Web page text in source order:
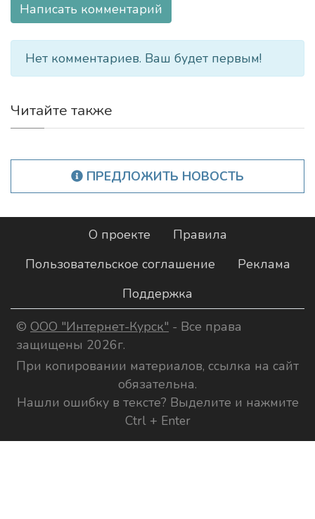
Написать комментарий
Нет комментариев. Ваш будет первым!
Читайте также
ПРЕДЛОЖИТЬ НОВОСТЬ
О проекте
Правила
Пользовательское соглашение
Реклама
Поддержка
© ООО "Интернет-Курск" - Все права
защищены 2026г.
При копировании материалов, ссылка на сайт
обязательна.
Нашли ошибку в тексте? Выделите и нажмите
Ctrl + Enter